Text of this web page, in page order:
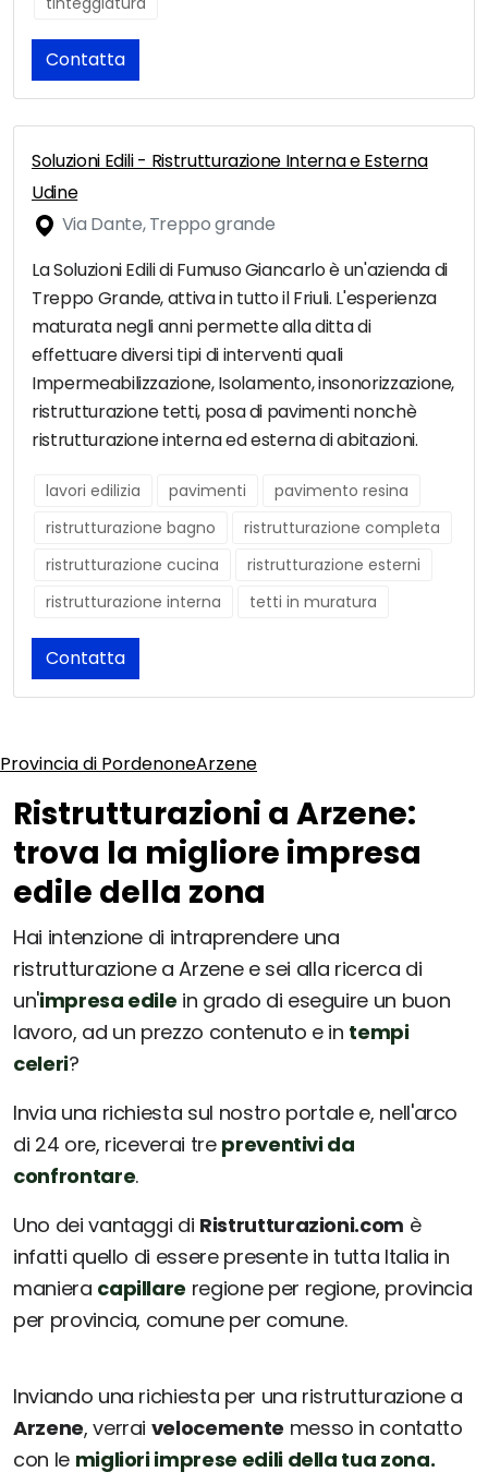
Contatta
Soluzioni Edili - Ristrutturazione Interna e Esterna
Udine
Via Dante, Treppo grande
La Soluzioni Edili di Fumuso Giancarlo è un'azienda di
Treppo Grande, attiva in tutto il Friuli. L'esperienza
maturata negli anni permette alla ditta di
effettuare diversi tipi di interventi quali
Impermeabilizzazione, Isolamento, insonorizzazione,
ristrutturazione tetti, posa di pavimenti nonchè
ristrutturazione interna ed esterna di abitazioni.
lavori edilizia pavimenti
pavimento resina
ristrutturazione bagno
ristrutturazione completa
ristrutturazione cucina
ristrutturazione esterni
ristrutturazione interna
tetti in muratura
Contatta
Provincia di PordenoneArzene
Ristrutturazioni a Arzene:
trova la migliore impresa
edile della zona
Hai intenzione di intraprendere una
ristrutturazione a Arzene e sei alla ricerca di
un'impresa edile in grado di eseguire un buon
lavoro, ad un prezzo contenuto e in tempi
celeri?
Invia una richiesta sul nostro portale e, nell'arco
di 24 ore, riceverai tre preventivi da
confrontare.
Uno dei vantaggi di Ristrutturazioni.com è
infatti quello di essere presente in tutta Italia in
maniera capillare regione per regione, provincia
per provincia, comune per comune.
Inviando una richiesta per una ristrutturazione a
Arzene, verrai velocemente messo in contatto
con le migliori imprese edili della tua zona.